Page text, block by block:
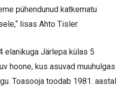
pühendunud katkematu
lisas Ahto Tisler.
elanikuga Järlepa külas 5
hoone, kus asuvad muuhulgas
Toasooja toodab 1981. aastal